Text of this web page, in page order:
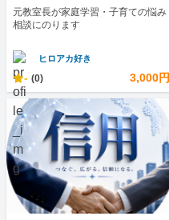
元教室長が家庭学習・子育ての悩み
相談にのります
ヒロアカ好き
- (0) 3,000円